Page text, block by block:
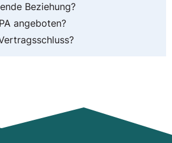
Beziehung?
angeboten?